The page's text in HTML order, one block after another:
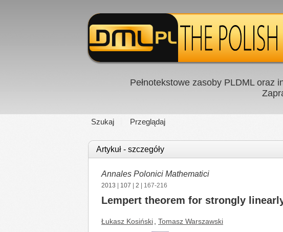
Pełnotekstowe zasoby PLDML oraz
Szukaj Przeglądaj
Artykuł - szczegóły
Annales Polonici Mathematici
2013 107 2 | 167-216
Lempert theorem for strongly
Łukasz Kosiński Tomasz Warszawski